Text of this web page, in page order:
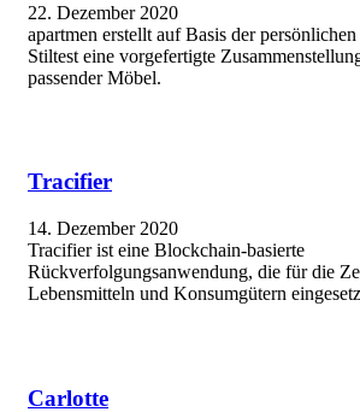
22. Dezember 2020
apartmen erstellt auf Basis der
Stiltest eine vorgefertigte
passender Möbel.
Tracifier
14. Dezember 2020
Tracifier ist eine Blockchain-basierte
Rückverfolgungsanwendung, die für die
Lebensmitteln und Konsumgütern
Carlotte